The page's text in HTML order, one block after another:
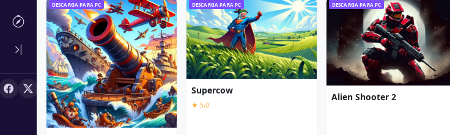
DESCARGA PARA PC DESCARGA PARA PC
Supercow
★ 5,0
DESCARGA PARA PC
Alien Shooter 2